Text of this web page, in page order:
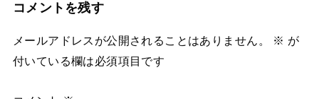
コメントを残す
メールアドレスが公開されることはありません。 ※ が
付いている欄は必須項目です